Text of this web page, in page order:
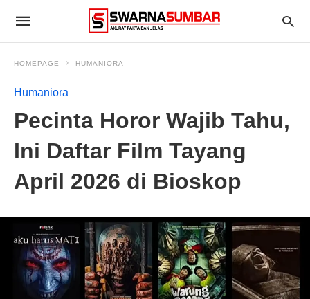
HOMEPAGE HUMANIORA
Humaniora
Pecinta Horor Wajib Tahu,
Ini Daftar Film Tayang
April 2026 di Bioskop